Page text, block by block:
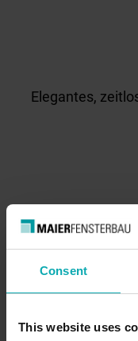
Consent
This website uses
Elegantes,
Effektiver Schutz